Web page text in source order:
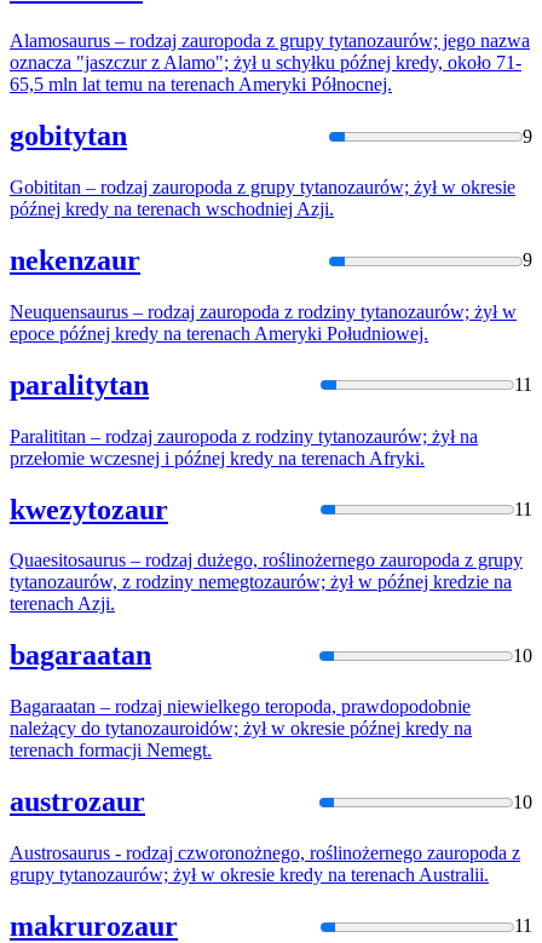
Alamosaurus – rodzaj zauropoda z grupy tytanozaurów; jego nazwa
oznacza "jaszczur z Alamo"; żył u schyłku późnej kredy, około 71-
65,5 mln lat temu na terenach Ameryki Północnej.
gobitytan 9
Gobititan – rodzaj zauropoda z grupy tytanozaurów; żył w okresie
późnej kredy na terenach wschodniej Azji.
nekenzaur 9
Neuquensaurus – rodzaj zauropoda z rodziny tytanozaurów; żył w
epoce późnej kredy na terenach Ameryki Południowej.
paralitytan 11
Paralititan – rodzaj zauropoda z rodziny tytanozaurów; żył na
przełomie wczesnej i późnej kredy na terenach Afryki.
kwezytozaur 11
Quaesitosaurus – rodzaj dużego, roślinożernego zauropoda z grupy
tytanozaurów, z rodziny nemegtozaurów; żył w późnej kredzie na
terenach Azji.
bagaraatan 10
Bagaraatan – rodzaj niewielkego teropoda, prawdopodobnie
należący do tytanozauroidów; żył w okresie późnej kredy na
terenach formacji Nemegt.
austrozaur 10
Austrosaurus - rodzaj czworonożnego, roślinożernego zauropoda z
grupy tytanozaurów; żył w okresie kredy na terenach Australii.
makrurozaur 11